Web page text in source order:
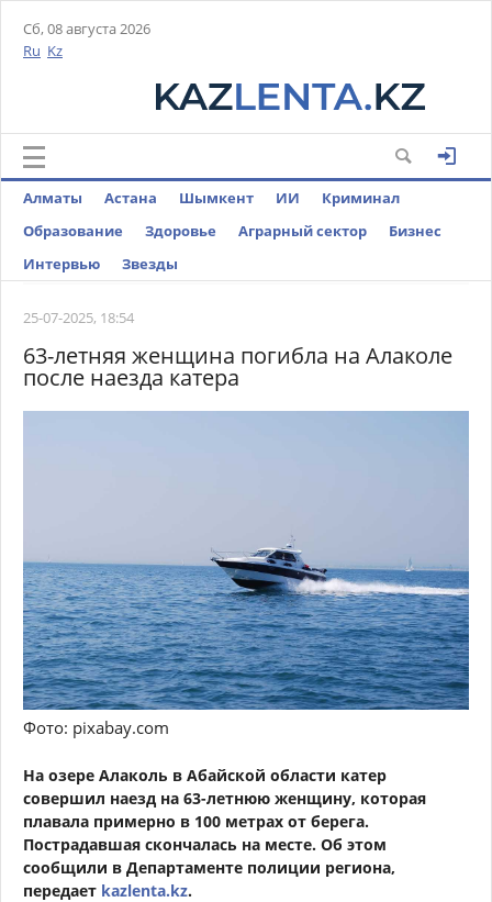
Сб, 08 августа 2026
Ru Kz
Алматы Астана Шымкент ИИ
Криминал
Образование
Здоровье Аграрный сектор
Бизнес
Интервью
Звезды
25-07-2025, 18:54
63-летняя женщина погибла на Алаколе
после наезда катера
Фото: pixabay.com
На озере Алаколь в Абайской области катер
совершил наезд на 63-летнюю женщину, которая
плавала примерно в 100 метрах от берега.
Пострадавшая скончалась на месте. Об этом
сообщили в Департаменте полиции региона,
передает kazlenta.kz.